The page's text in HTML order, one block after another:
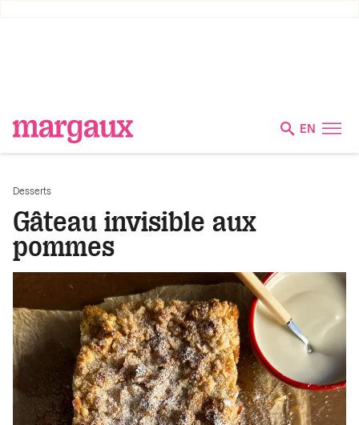
EN
Desserts
Gâteau invisible aux
pommes